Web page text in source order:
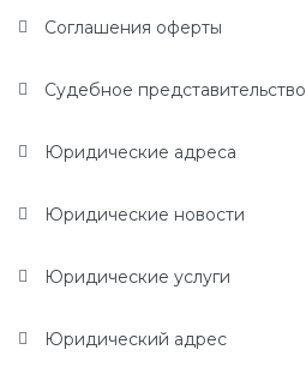
Соглашения оферты
Судебное представительство
Юридические адреса
Юридические новости
Юридические услуги
Юридический адрес